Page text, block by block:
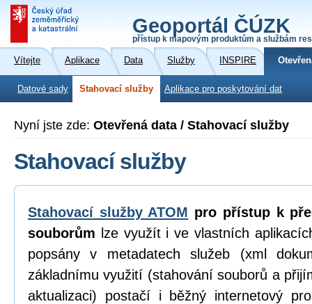
Geoportál ČÚZK
přístup k mapovým produktům a službám
Vítejte Aplikace Data Služby INSPIRE
Datové sady Stahovací služby Aplikace pro poskytování dat
Nyní jste zde: Otevřená data / Stahovací služby
Stahovací služby
Stahovací služby ATOM pro přístup k
souborům lze využít i ve vlastních
popsány v metadatech služeb (xml
základnímu využití (stahování souborů a
aktualizaci) postačí i běžný internetový